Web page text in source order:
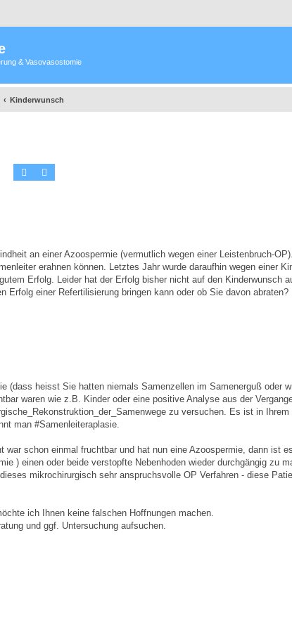
& Vasovasostomie
Kinderwunsch
Suche
an einer Azoospermie (vermutlich wegen einer Leistenbruch-
erahnen können. Letztes Jahr wurde daraufhin wegen einer
Erfolg. Leider hat der Erfolg bisher nicht auf den Kinderwunsch
Erfolg einer Refertilisierung bringen kann oder ob Sie davon abraten?
(dass heisst Sie hatten niemals Samenzellen im Samenerguß oder
waren wie z.B. Kinder oder eine positive Analyse aus der
zu versuchen. Es ist in Ihrem
man #Samenleiteraplasie.
war schon einmal fruchtbar und hat nun eine Azoospermie, dann ist
) einen oder beide verstopfte Nebenhoden wieder durchgängig zu
mikrochirurgisch sehr anspruchsvolle OP Verfahren - diese
ich Ihnen keine falschen Hoffnungen machen.
und ggf. Untersuchung aufsuchen.